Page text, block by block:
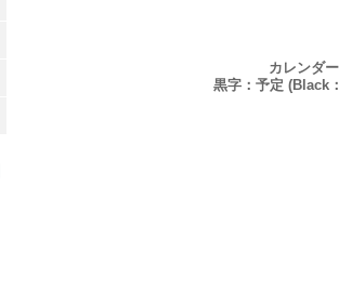
カレンダ
黒字：予定